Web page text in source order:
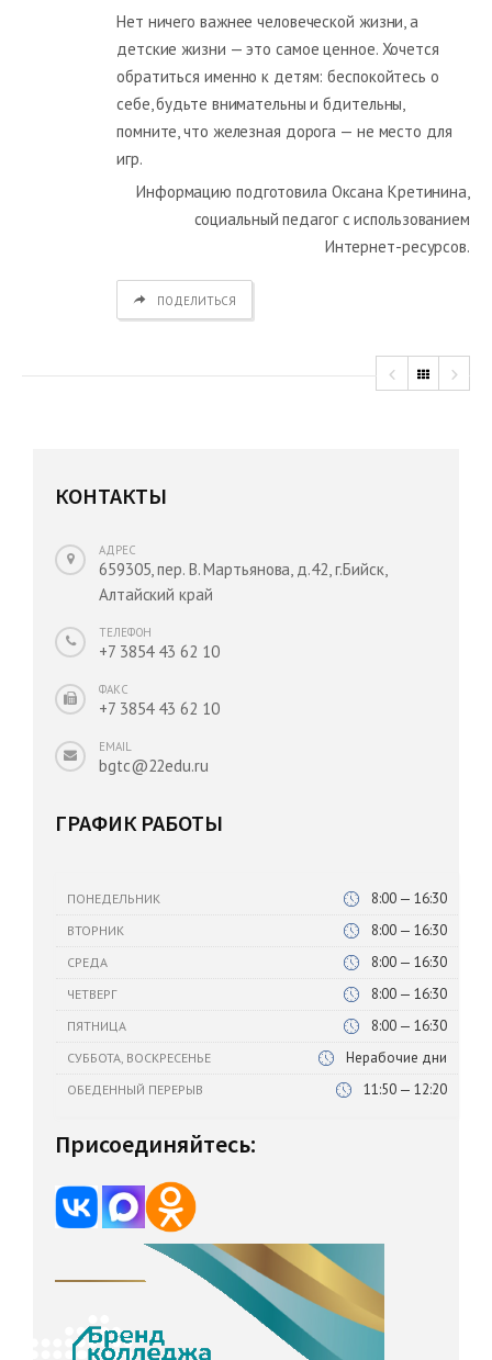
Нет ничего важнее человеческой жизни, а
детские жизни — это самое ценное. Хочется
обратиться именно к детям: беспокойтесь о
себе, будьте внимательны и бдительны,
помните, что железная дорога — не место для
игр.
Информацию подготовила Оксана Кретинина,
социальный педагог с использованием
Интернет-ресурсов.
ПОДЕЛИТЬСЯ
КОНТАКТЫ
АДРЕС
659305, пер. В. Мартьянова, д.42, г.Бийск,
Алтайский край
ТЕЛЕФОН
+7 3854 43 62 10
ФАКС
+7 3854 43 62 10
EMAIL
bgtc@22edu.ru
ГРАФИК РАБОТЫ
ПОНЕДЕЛЬНИК 8:00 — 16:30
ВТОРНИК 8:00 — 16:30
СРЕДА 8:00 — 16:30
ЧЕТВЕРГ 8:00 — 16:30
ПЯТНИЦА 8:00 — 16:30
СУББОТА, ВОСКРЕСЕНЬЕ Нерабочие дни
ОБЕДЕННЫЙ ПЕРЕРЫВ 11:50 — 12:20
Присоединяйтесь: